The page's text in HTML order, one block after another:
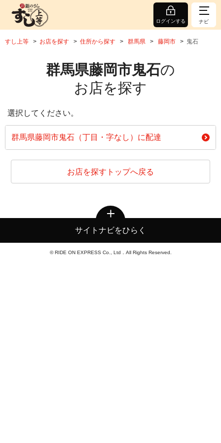
ログインする ナビ
すし上等 お店を探す 住所から探す 群馬県 藤岡市 鬼石
群馬県藤岡市鬼石の
お店を探す
選択してください。
群馬県藤岡市鬼石（丁目・字なし）に配達
お店を探すトップへ戻る
サイトナビをひらく
© RIDE ON EXPRESS Co., Ltd．All Rights Reserved.